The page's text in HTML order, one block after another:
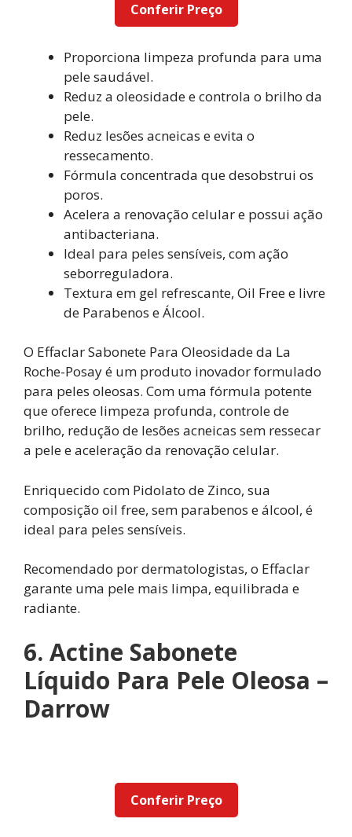
Conferir Preço
Proporciona limpeza profunda para uma
pele saudável.
Reduz a oleosidade e controla o brilho da
pele.
Reduz lesões acneicas e evita o
ressecamento.
Fórmula concentrada que desobstrui os
poros.
Acelera a renovação celular e possui ação
antibacteriana.
Ideal para peles sensíveis, com ação
seborreguladora.
Textura em gel refrescante, Oil Free e livre
de Parabenos e Álcool.
O Effaclar Sabonete Para Oleosidade da La
Roche-Posay é um produto inovador formulado
para peles oleosas. Com uma fórmula potente
que oferece limpeza profunda, controle de
brilho, redução de lesões acneicas sem ressecar
a pele e aceleração da renovação celular.
Enriquecido com Pidolato de Zinco, sua
composição oil free, sem parabenos e álcool, é
ideal para peles sensíveis.
Recomendado por dermatologistas, o Effaclar
garante uma pele mais limpa, equilibrada e
radiante.
6. Actine Sabonete
Líquido Para Pele Oleosa –
Darrow
Conferir Preço